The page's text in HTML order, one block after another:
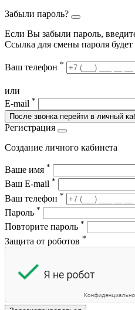
Забыли пароль?
Если Вы забыли пароль,
Ссылка для смены пароля
Ваш телефон *
или
E-mail *
После звонка перейти в личный
Регистрация
Создание личного кабинета
Ваше имя *
Ваш E-mail *
Ваш телефон *
Пароль *
Повторите пароль *
Защита от роботов *